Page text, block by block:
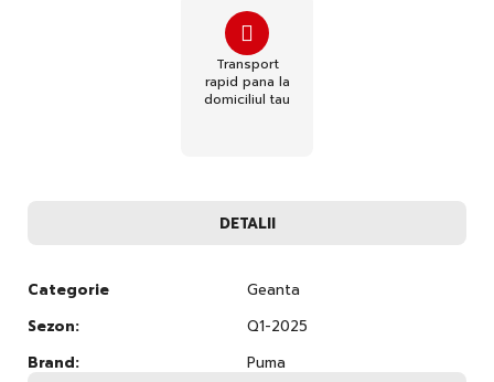
Transport
rapid pana la
domiciliul tau
DETALII
Categorie
Geanta
Sezon:
Q1-2025
Brand:
Puma